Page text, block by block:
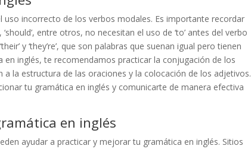
incorrecto de los verbos modales. Es importante recordar
‘should’, entre otros, no necesitan el uso de ‘to’ antes del verbo
y ‘they’re’, que son palabras que suenan igual pero tienen
inglés, te recomendamos practicar la conjugación de los
la estructura de las oraciones y la colocación de los adjetivos.
tu gramática en inglés y comunicarte de manera efectiva
en inglés
ayudar a practicar y mejorar tu gramática en inglés. Sitios